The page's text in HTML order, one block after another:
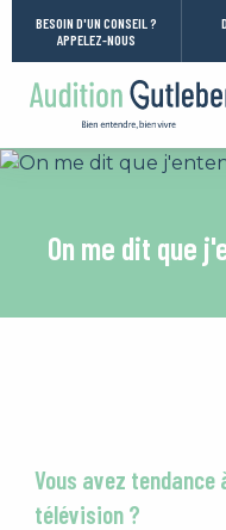
Aller
Aller
BESOIN D'UN CONSEIL ?
APPELEZ-NOUS
Vous êtes ici :
On me dit que
Vous avez tendance
télévision ?